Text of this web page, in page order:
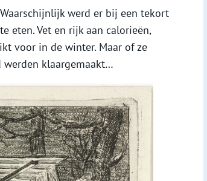
werd er bij een tekort
eten. Vet en rijk aan calorieën,
voor in de winter. Maar of ze
klaargemaakt…